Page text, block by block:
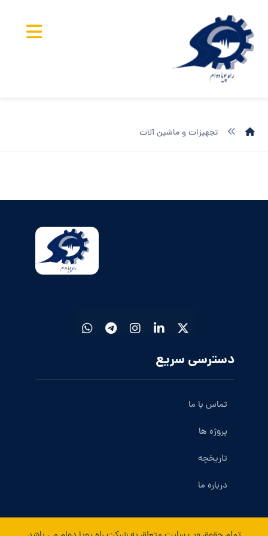
تجهیزات و ماشین آلات
دسترسی سریع
تماس با ما
پروژه ها
تاریخچه
درباره ما